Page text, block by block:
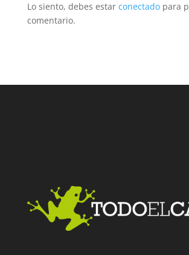
Lo siento, debes estar conectadopara
comentario.
Facebook